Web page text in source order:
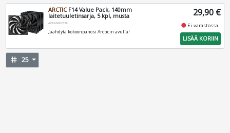
ARCTICF14 Value Pack, 140mm
laitetuuletinsarja, 5 kpl, musta
ACFAN00233A
Jäähdytä kokoonpanosi Arcticin avulla!
29,90 €
fiber_manual_record Ei varastossa
LISÄÄ KORIIN
tag 25